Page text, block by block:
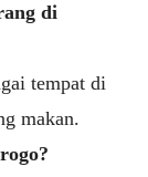
di
tempat di
makan.